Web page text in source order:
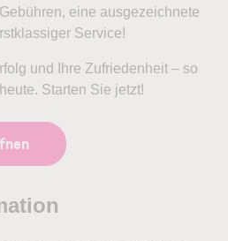
eine ausgezeichnete
Service!
und Ihre Zufriedenheit – so
Starten Sie jetzt!